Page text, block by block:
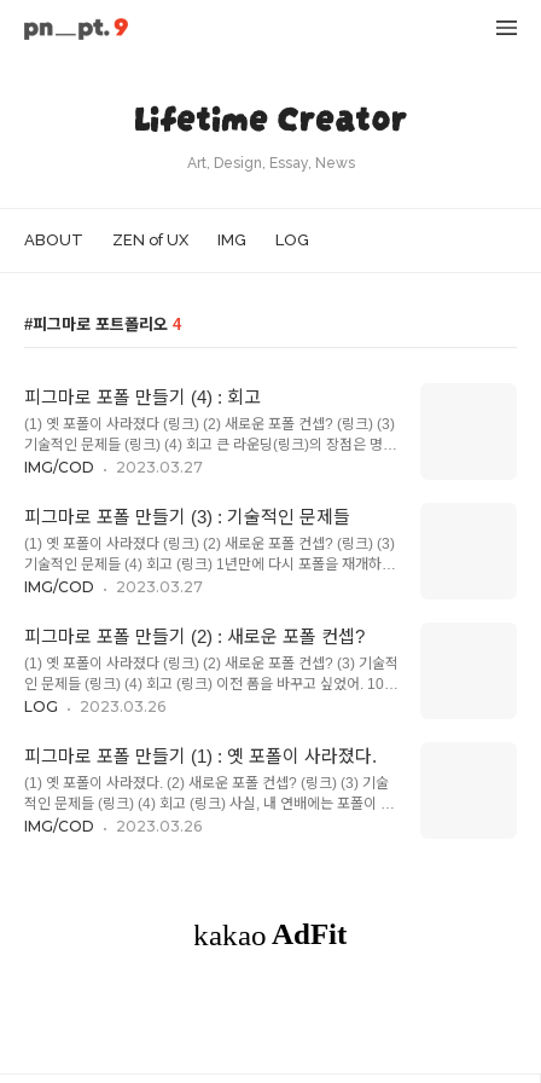
Lifetime Creator
Art, Design, Essay, News
ABOUT ZEN of UX IMG LOG
피그마로 포트폴리오 4
피그마로 포폴 만들기 (4) : 회고
(1) 옛 포폴이 사라졌다 (링크) (2) 새로운 포폴 컨셉? (링크) (3)
기술적인 문제들 (링크) (4) 회고 큰 라운딩(링크)의 장점은 명확
해. 한 화면에 여러 기능과 정보를 독립적으로 운용하기에 최적
이번에 많이 느꼈어. 비록 나는 정보(텍스트)와 이미지를 나누는
정도로만 활용했지만, 좀 더 탐색하다 보면 더 많은 용도를 찾을
수 있을 것 같아. 이를테면 옛날 포폴에서는, 이처럼 여러 개의
이야기를 한 장에 담는 게 좀 애매했는데, 이 형태에서는 여러 독
립된 이야기를 한 장에 담아도 각각의 내용이 살고, 오른쪽 이미
러 장점이 있을 것 같은데 더 공부해 봐야지. 멀티앱 (한 ..
IMG/COD 2023.03.27
피그마로 포폴 만들기 (3) : 기술적인 문제들
(1) 옛 포폴이 사라졌다 (링크) (2) 새로운 포폴 컨셉? (링크) (3)
기술적인 문제들 (4) 회고 (링크) 1년만에 다시 포폴을 재개하다.
인생은 계획하는 것보다 직관으로 가는 게 더 즐거운 법이지.
이 둘을 섞으면 괜찮은 게 나오겠다고 생각한 건 순간이었어. 원
래는 반 포기 상태였거든. 이전 컨셉이 실패한 후 대안을 찾아 보
지도 않았을 뿐더러, 이미 흥미를 잃은 상태였으니까. 결국 ; 컨
셉이란 게 별 거 아니란 생각 ^^ 이게 내게는 꽤나 큰 통찰이자
반성인데, 인위적으로 컨셉을 잡으려던 게 괜한 어려움을 자초한
않았었나... Geometric을 쓴다는 것 + 큰..
IMG/COD 2023.03.27
피그마로 포폴 만들기 (2) : 새로운 포폴 컨셉?
(1) 옛 포폴이 사라졌다 (링크) (2) 새로운 포폴 컨셉? (3) 기술적
인 문제들 (링크) (4) 회고 (링크) 이전 폼을 바꾸고 싶었어. 10년
넘게 써 온 스타일... 이라기보단, 10년 동안 건드리지 않은 형식.
열정적으로 바꿀 생각은 없지만 안 바꾸는 것보단 바꾸면 좋겠다
는 막연한 생각. ^^ 남에게 보여주려고 기를 쓰고 컨셉을 만드는
게 의미도 없거니와 먹히지도 않는 거긴 한데, 만드는 입장은 그
렇지 않잖아? 뭔가 다르다는 걸 어필하고 싶고, 나는 누구다! 라
는 걸 강조하고 싶고. 알지 다 알지. 나 역시도 새 포폴을 만드는
LOG 2023.03.26
피그마로 포폴 만들기 (1) : 옛 포폴이 사라졌다.
(1) 옛 포폴이 사라졌다. (2) 새로운 포폴 컨셉? (링크) (3) 기술
적인 문제들 (링크) (4) 회고 (링크) 사실, 내 연배에는 포폴이 그
다지 중요하지 않아. 경력이 10년 안쪽이라면 어떻게 디자인하
참여도, 공헌도(?) 같은 것도 의미가 없어지는 게, 내 연차라면
웬만한 곳에서는 대개 "이끄는" 포지션이기 때문에, 거의 모든 참
IMG/COD 2023.03.26